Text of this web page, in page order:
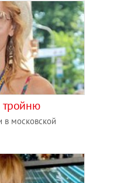
тройню
московской